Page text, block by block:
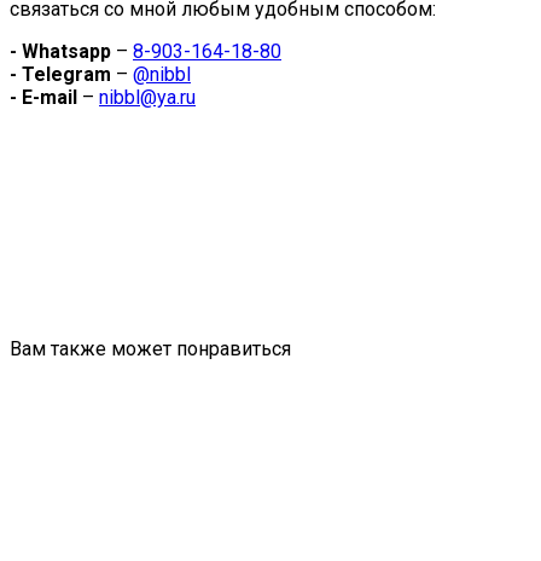
связаться со мной любым удобным способом:
- Whatsapp – 8-903-164-18-80
- Telegram – @nibbl
- E-mail – nibbl@ya.ru
Вам также может понравиться